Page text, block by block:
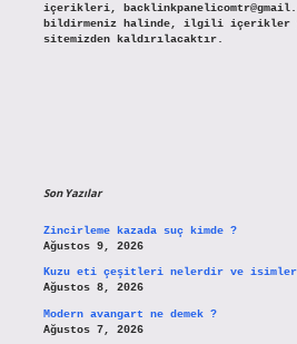
içerikleri,
bildirmeniz halinde, ilgili içerikler
sitemizden kaldırılacaktır.
Son Yazılar
Zincirleme kazada suç kimde ?
Ağustos 9, 2026
Kuzu eti çeşitleri nelerdir ve
Ağustos 8, 2026
Modern avangart ne demek ?
Ağustos 7, 2026